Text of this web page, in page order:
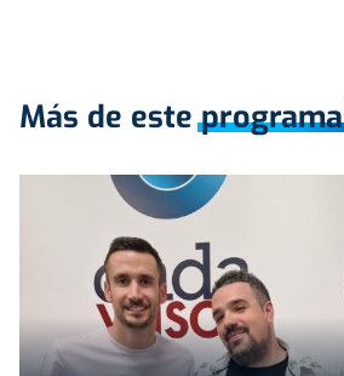
Más de este programa